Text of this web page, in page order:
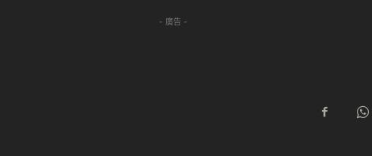
- 廣告 -